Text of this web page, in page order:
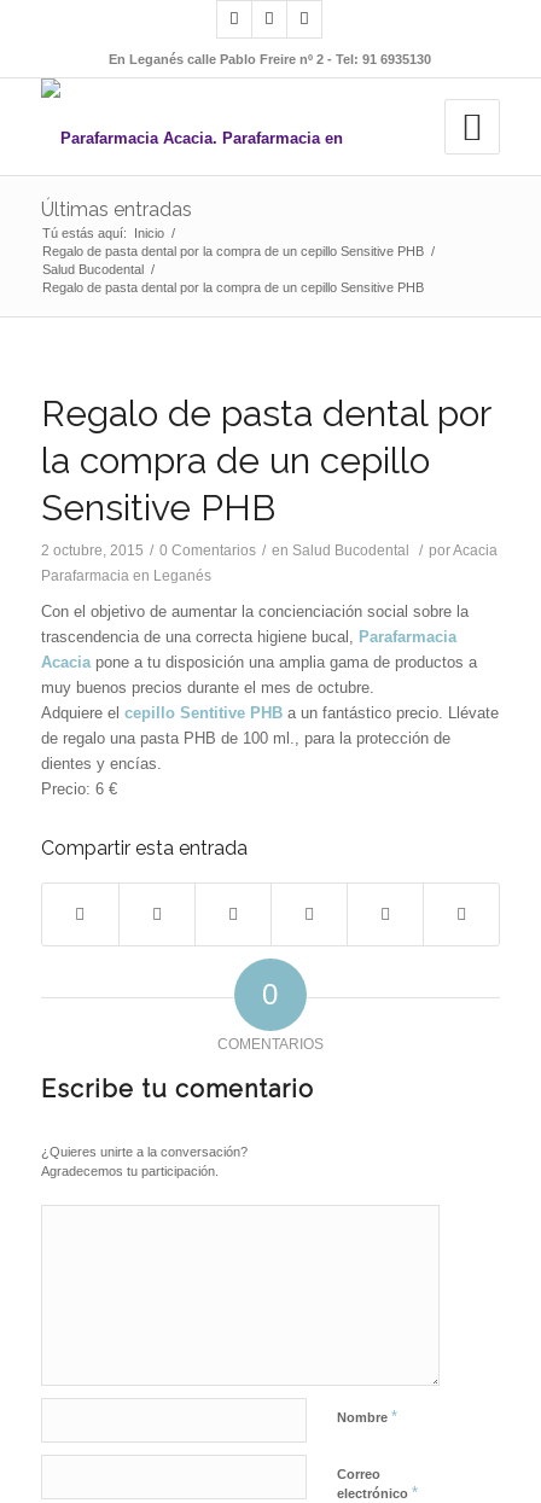
En Leganés calle Pablo Freire nº 2 - Tel: 91 6935130
Últimas entradas
Tú estás aquí: Inicio /
Regalo de pasta dental por la compra de un cepillo Sensitive PHB /
Salud Bucodental /
Regalo de pasta dental por la compra de un cepillo Sensitive PHB
Regalo de pasta dental por
la compra de un cepillo
Sensitive PHB
2 octubre, 2015 / 0 Comentarios / en Salud Bucodental / porAcacia
Parafarmacia en Leganés
Con el objetivo de aumentar la concienciación social sobre la
trascendencia de una correcta higiene bucal, Parafarmacia
Acaciapone a tu disposición una amplia gama de productos a
muy buenos precios durante el mes de octubre.
Adquiere el cepillo Sentitive PHBa un fantástico precio. Llévate
de regalo una pasta PHB de 100 ml., para la protección de
dientes y encías.
Precio: 6 €
Compartir esta entrada
0
COMENTARIOS
Escribe tu comentario
¿Quieres unirte a la conversación?
Agradecemos tu participación.
Nombre *
Correo
electrónico *